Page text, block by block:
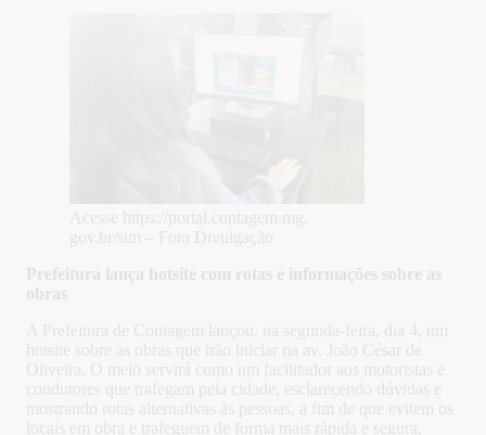
Acesse https://portal.contagem.mg.
gov.br/sim – Foto Divulgação
Prefeitura lança hotsite com rotas e informações sobre as
obras
A Prefeitura de Contagem lançou, na segunda-feira, dia 4, um
hotsite sobre as obras que irão iniciar na av. João César de
Oliveira. O meio servirá como um facilitador aos motoristas e
condutores que trafegam pela cidade, esclarecendo dúvidas e
mostrando rotas alternativas às pessoas, a fim de que evitem os
locais em obra e trafeguem de forma mais rápida e segura.